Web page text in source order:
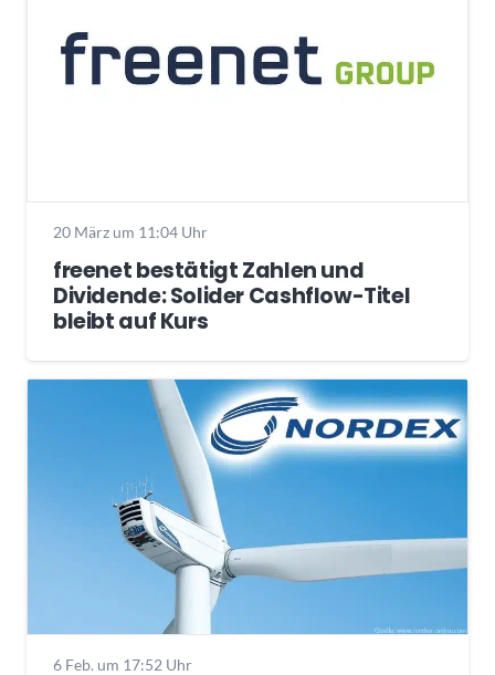
20 März um 11:04 Uhr
freenet bestätigt Zahlen und
Dividende: Solider Cashflow-Titel
bleibt auf Kurs
6 Feb. um 17:52 Uhr